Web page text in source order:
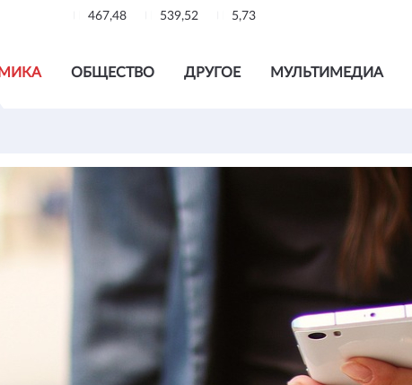
467,48 539,52 5,73
ОБЩЕСТВО ДРУГОЕ МУЛЬТИМЕДИА